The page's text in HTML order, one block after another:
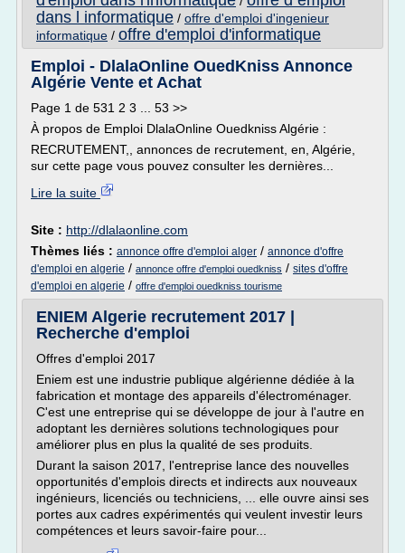
dans l informatique / offre d'emploi d'ingenieur
informatique / offre d'emploi d'informatique
Emploi - DlalaOnline OuedKniss Annonce
Algérie Vente et Achat
Page 1 de 531 2 3 ... 53 >>
À propos de Emploi DlalaOnline Ouedkniss Algérie :
RECRUTEMENT,, annonces de recrutement, en, Algérie,
sur cette page vous pouvez consulter les dernières...
Lire la suite
Site : http://dlalaonline.com
Thèmes liés : annonce offre d'emploi alger / annonce d'offre
d'emploi en algerie / annonce offre d'emploi ouedkniss / sites d'offre
d'emploi en algerie / offre d'emploi ouedkniss tourisme
ENIEM Algerie recrutement 2017 |
Recherche d'emploi
Offres d'emploi 2017
Eniem est une industrie publique algérienne dédiée à la
fabrication et montage des appareils d'électroménager.
C'est une entreprise qui se développe de jour à l'autre en
adoptant les dernières solutions technologiques pour
améliorer plus en plus la qualité de ses produits.
Durant la saison 2017, l'entreprise lance des nouvelles
opportunités d'emplois directs et indirects aux nouveaux
ingénieurs, licenciés ou techniciens, ... elle ouvre ainsi ses
portes aux cadres expérimentés qui veulent investir leurs
compétences et leurs savoir-faire pour...